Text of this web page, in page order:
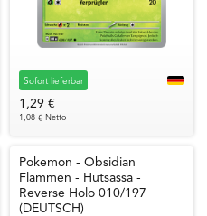
Sofort lieferbar
1,29 €
1,08 € Netto
Pokemon - Obsidian
Flammen - Hutsassa -
Reverse Holo 010/197
(DEUTSCH)